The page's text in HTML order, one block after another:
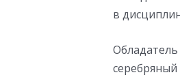
в
Обладатель